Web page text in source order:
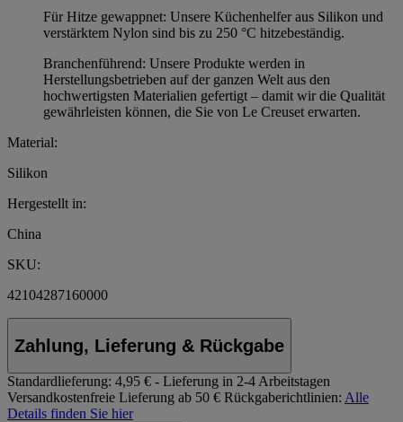
Für Hitze gewappnet: Unsere Küchenhelfer aus Silikon und
verstärktem Nylon sind bis zu 250 °C hitzebeständig.
Branchenführend: Unsere Produkte werden in
Herstellungsbetrieben auf der ganzen Welt aus den
hochwertigsten Materialien gefertigt – damit wir die Qualität
gewährleisten können, die Sie von Le Creuset erwarten.
Material:
Silikon
Hergestellt in:
China
SKU:
42104287160000
Zahlung, Lieferung & Rückgabe
Standardlieferung: 4,95 € - Lieferung in 2-4 Arbeitstagen
Versandkostenfreie Lieferung ab 50 € Rückgaberichtlinien: Alle
Details finden Sie hier